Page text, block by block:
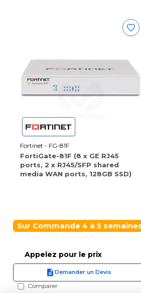
Fortinet - FG-81F
FortiGate-81F (8 x GE RJ45
ports, 2 x RJ45/SFP shared
media WAN ports, 128GB SSD)
Sur Commande 4 à 5
Appelez pour le prix
Demander un Devis
Comparer